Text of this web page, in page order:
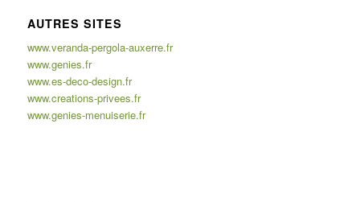
AUTRES SITES
www.veranda-pergola-auxerre.fr
www.genies.fr
www.es-deco-design.fr
www.creations-privees.fr
www.genies-menuiserie.fr